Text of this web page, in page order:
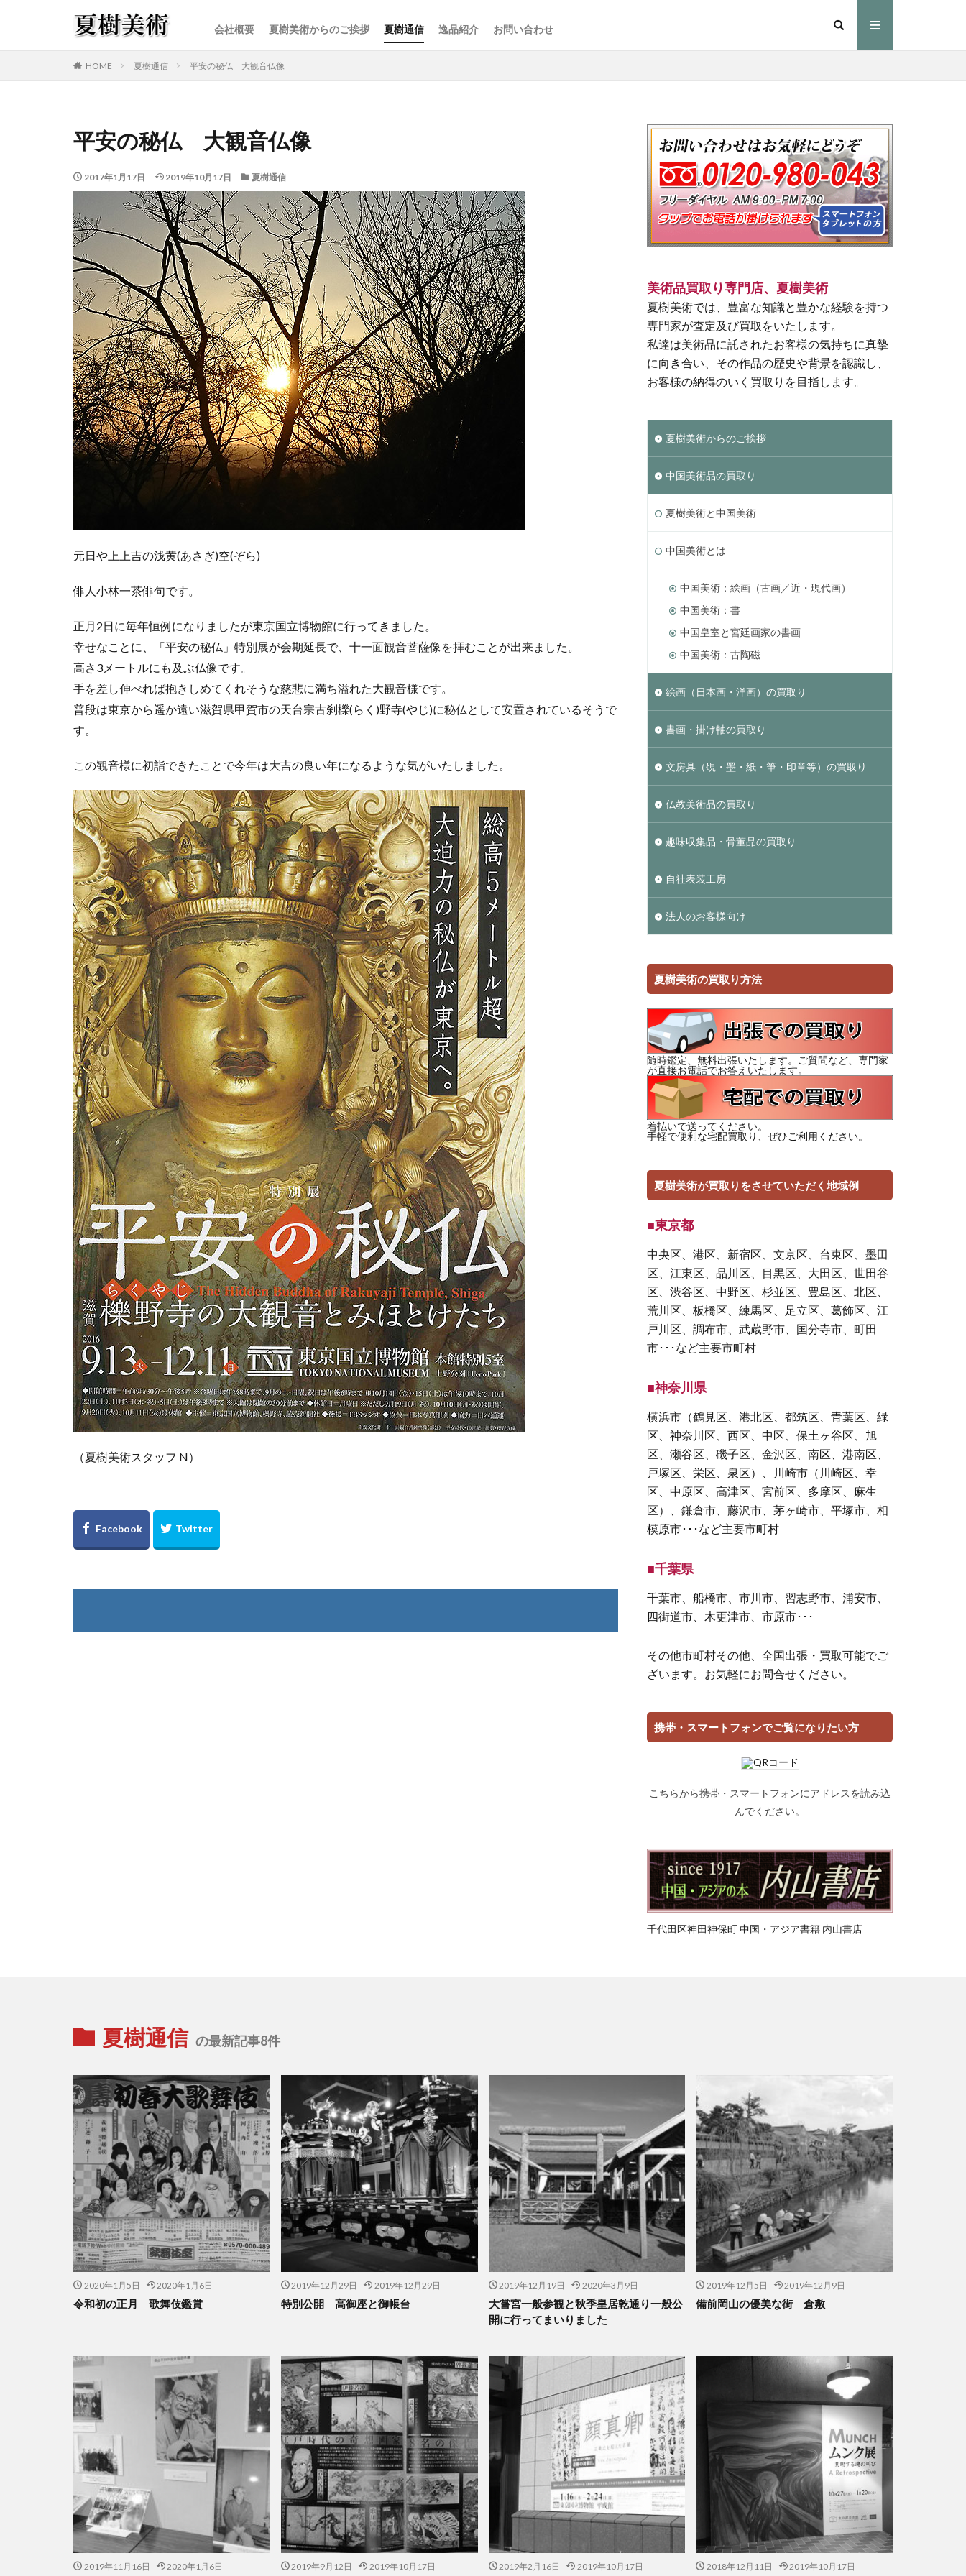
会社概要 夏樹美術からのご挨拶 夏樹通信 逸品紹介 お問い合わせ
HOME 夏樹通信 平安の秘仏 大観音仏像
平安の秘仏 大観音仏像
2017年1月17日 2019年10月17日 夏樹通信
元日や上上吉の浅黄(あさぎ)空(ぞら)
俳人小林一茶俳句です。
正月2日に毎年恒例になりましたが東京国立博物館に行ってきました。
幸せなことに、「平安の秘仏」特別展が会期延長で、十一面観音菩薩像を拝むことが出来ました。
高さ3メートルにも及ぶ仏像です。
手を差し伸べれば抱きしめてくれそうな慈悲に満ち溢れた大観音様です。
普段は東京から遥か遠い滋賀県甲賀市の天台宗古刹櫟(らく)野寺(やじ)に秘仏として安置されているそうで
す。
この観音様に初詣できたことで今年は大吉の良い年になるような気がいたしました。
（夏樹美術スタッフ N）
美術品買取り専門店、夏樹美術
夏樹美術では、豊富な知識と豊かな経験を持つ
専門家が査定及び買取をいたします。
私達は美術品に託されたお客様の気持ちに真摯
に向き合い、その作品の歴史や背景を認識し、
お客様の納得のいく買取りを目指します。
夏樹美術からのご挨拶
中国美術品の買取り
夏樹美術と中国美術
中国美術とは
中国美術：絵画（古画／近・現代画）
中国美術：書
中国皇室と宮廷画家の書画
中国美術：古陶磁
絵画（日本画・洋画）の買取り
書画・掛け軸の買取り
文房具（硯・墨・紙・筆・印章等）の買取り
仏教美術品の買取り
趣味収集品・骨董品の買取り
自社表装工房
法人のお客様向け
夏樹美術の買取り方法
随時鑑定、無料出張いたします。ご質問など、専門家
が直接お電話でお答えいたします。
着払いで送ってください。
手軽で便利な宅配買取り、ぜひご利用ください。
夏樹美術が買取りをさせていただく地域例
■東京都
中央区、港区、新宿区、文京区、台東区、墨田
区、江東区、品川区、目黒区、大田区、世田谷
区、渋谷区、中野区、杉並区、豊島区、北区、
荒川区、板橋区、練馬区、足立区、葛飾区、江
戸川区、調布市、武蔵野市、国分寺市、町田
市･･･など主要市町村
■神奈川県
横浜市（鶴見区、港北区、都筑区、青葉区、緑
区、神奈川区、西区、中区、保土ヶ谷区、旭
区、瀬谷区、磯子区、金沢区、南区、港南区、
戸塚区、栄区、泉区）、川崎市（川崎区、幸
区、中原区、高津区、宮前区、多摩区、麻生
区）、鎌倉市、藤沢市、茅ヶ崎市、平塚市、相
模原市･･･など主要市町村
■千葉県
千葉市、船橋市、市川市、習志野市、浦安市、
四街道市、木更津市、市原市･･･
その他市町村その他、全国出張・買取可能でご
ざいます。お気軽にお問合せください。
携帯・スマートフォンでご覧になりたい方
こちらから携帯・スマートフォンにアドレスを読み込
んでください。
千代田区神田神保町 中国・アジア書籍 内山書店
夏樹通信 の最新記事8件
2020年1月5日 2020年1月6日
令和初の正月 歌舞伎鑑賞
2019年12月29日 2019年12月29日
特別公開 高御座と御帳台
2019年12月19日 2020年3月9日
大嘗宮一般参観と秋季皇居乾通り一般公
開に行ってまいりました
2019年12月5日 2019年12月9日
備前岡山の優美な街 倉敷
2019年11月16日 2020年1月6日 2019年9月12日 2019年10月17日 2019年2月16日 2019年10月17日 2018年12月11日 2019年10月17日